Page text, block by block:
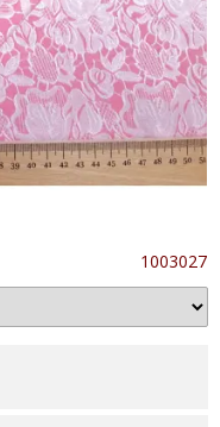
1003027